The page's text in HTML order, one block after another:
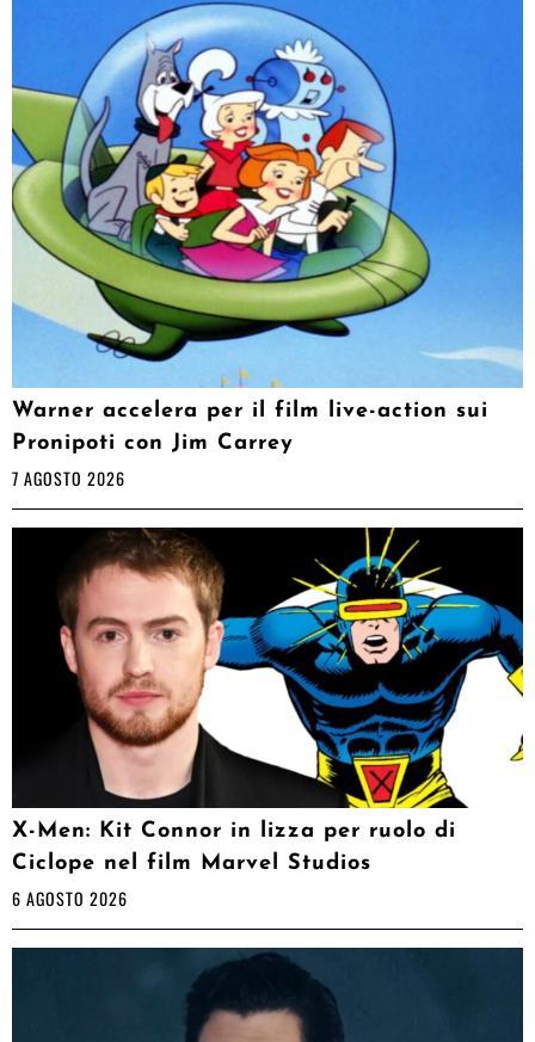
Warner accelera per il film live-action sui
Pronipoti con Jim Carrey
7 AGOSTO 2026
X-Men: Kit Connor in lizza per ruolo di
Ciclope nel film Marvel Studios
6 AGOSTO 2026